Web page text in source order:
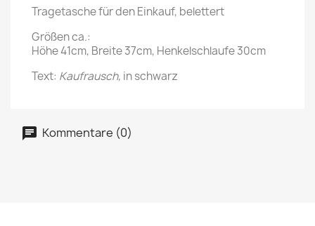
Tragetasche für den Einkauf, belettert
Größen ca.:
Höhe 41cm, Breite 37cm, Henkelschlaufe 30cm
Text: Kaufrausch, in schwarz
Kommentare (0)